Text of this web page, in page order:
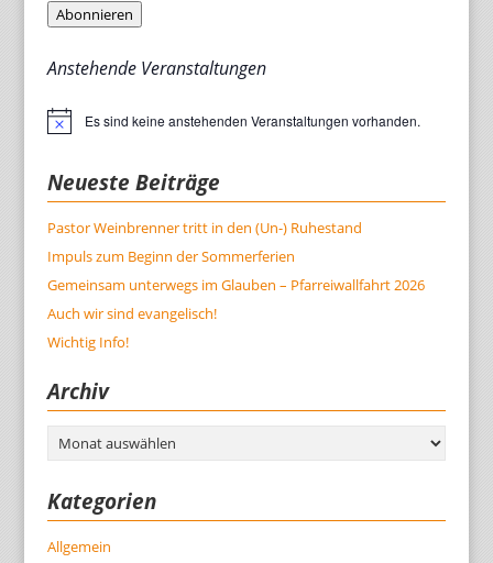
Abonnieren
Anstehende Veranstaltungen
HinweisEs sind keine anstehenden Veranstaltungen vorhanden.
Neueste Beiträge
Pastor Weinbrenner tritt in den (Un-) Ruhestand
Impuls zum Beginn der Sommerferien
Gemeinsam unterwegs im Glauben – Pfarreiwallfahrt 2026
Auch wir sind evangelisch!
Wichtig Info!
Archiv
Archiv
Kategorien
Allgemein